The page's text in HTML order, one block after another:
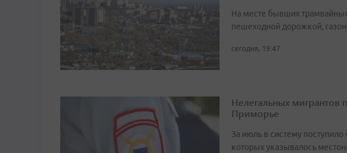
На месте бывших
пешеходной дорожкой,
сегодня, 19:47
Нелегальных мигрантов
Приморье
За июль в систему
которых указывалось